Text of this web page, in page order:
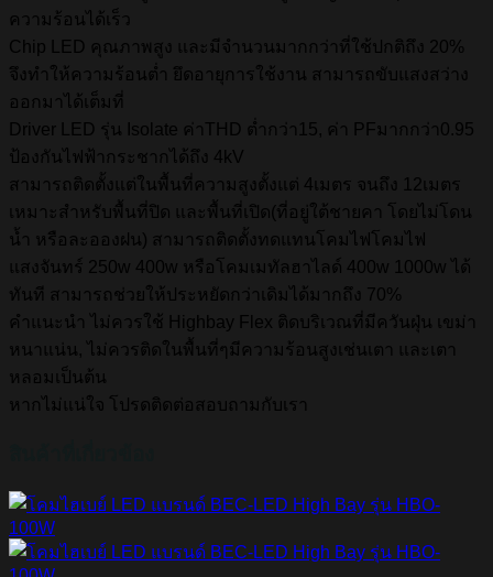
ความร้อนได้เร็ว
Chip LED คุณภาพสูง และมีจำนวนมากกว่าที่ใช้ปกติถึง 20%
จึงทำให้ความร้อนต่ำ ยึดอายุการใช้งาน สามารถขับแสงสว่าง
ออกมาได้เต็มที่
Driver LED รุ่น Isolate ค่าTHD ต่ำกว่า15, ค่า PFมากกว่า0.95
ป้องกันไฟฟ้ากระชากได้ถึง 4kV
สามารถติดตั้งแต่ในพื้นที่ความสูงตั้งแต่ 4เมตร จนถึง 12เมตร
เหมาะสำหรับพื้นที่ปิด และพื้นที่เปิด(ที่อยู่ใต้ชายคา โดยไม่โดน
น้ำ หรือละอองฝน) สามารถติดตั้งทดแทนโคมไฟโคมไฟ
แสงจันทร์ 250w 400w หรือโคมเมทัลฮาไลด์ 400w 1000w ได้
ทันที สามารถช่วยให้ประหยัดกว่าเดิมได้มากถึง 70%
คำแนะนำ ไม่ควรใช้ Highbay Flex ติดบริเวณที่มีควันฝุ่น เขม่า
หนาแน่น, ไม่ควรติดในพื้นที่ๆมีความร้อนสูงเช่นเตา และเตา
หลอมเป็นต้น
หากไม่แน่ใจ โปรดติดต่อสอบถามกับเรา